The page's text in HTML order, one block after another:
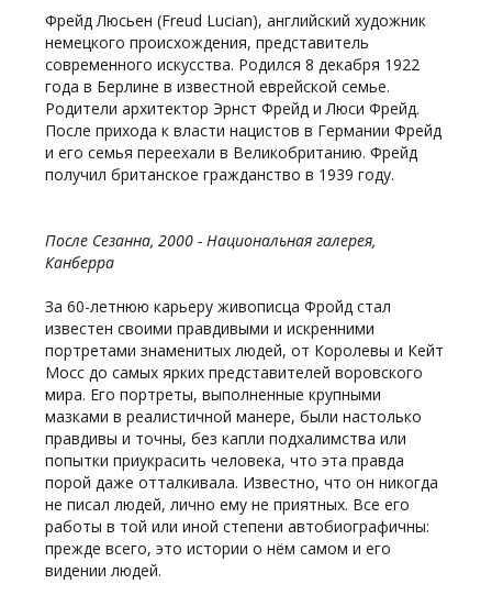
Фрейд Люсьен (Freud Lucian), английский художник
немецкого происхождения, представитель
современного искусства. Родился 8 декабря 1922
года в Берлине в известной еврейской семье.
Родители архитектор Эрнст Фрейд и Люси Фрейд.
После прихода к власти нацистов в Германии Фрейд
и его семья переехали в Великобританию. Фрейд
получил британское гражданство в 1939 году.
После Сезанна, 2000 - Национальная галерея,
Канберра
За 60-летнюю карьеру живописца Фройд стал
известен своими правдивыми и искренними
портретами знаменитых людей, от Королевы и Кейт
Мосс до самых ярких представителей воровского
мира. Его портреты, выполненные крупными
мазками в реалистичной манере, были настолько
правдивы и точны, без капли подхалимства или
попытки приукрасить человека, что эта правда
порой даже отталкивала. Известно, что он никогда
не писал людей, лично ему не приятных. Все его
работы в той или иной степени автобиографичны:
прежде всего, это истории о нём самом и его
видении людей.